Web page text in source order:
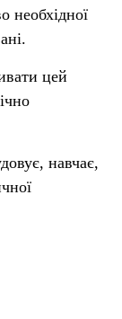
необхідної
цей
навчає,